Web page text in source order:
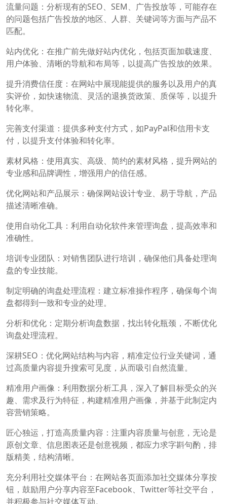
流量问题：分析现有的SEO、SEM、广告投放等，可能存在
的问题包括广告投放的地区、人群、关键词等方面与产品不
匹配。
站内优化：在推广前先做好站内优化，包括页面加载速度、
用户体验、清晰的导航和布局等，以提高广告投放的效果。
提升消费信任度：在网站中展现能提供的服务以及用户的真
实评价，如快速物流、灵活的退换货政策、质保等，以提升
转化率。
完善支付渠道：提供多种支付方式，如PayPal和信用卡支
付，以提升支付体验和转化率。
素材风格：使用真实、高级、简约的素材风格，提升网站的
专业感和品牌调性，增强用户的信任感。
优化网站和产品展示：确保网站设计专业、易于导航，产品
描述清晰准确。
使用自动化工具：利用自动化软件来管理询盘，提高效率和
准确性。
培训专业团队：对销售团队进行培训，确保他们具备处理询
盘的专业技能。
制定明确的询盘处理流程：建立标准操作程序，确保每个询
盘都得到一致和专业的处理。
分析和优化：定期分析询盘数据，找出转化瓶颈，不断优化
询盘处理流程。
深耕SEO：优化网站结构与内容，精准定位行业关键词，通
过高质量内容提升搜索可见度，从而吸引自然流量。
精准用户画像：利用数据分析工具，深入了解目标受众的兴
趣、需求及行为特征，构建精准用户画像，并基于此制定内
容营销策略。
匠心独运，打造高质量内容：注重内容质量与创意，无论是
原创文章、信息图表还是创意视频，都应力求字斟句酌，排
版精美，结构清晰。
充分利用社交媒体平台：在网站各页面添加社交媒体分享按
钮，鼓励用户分享内容至Facebook、Twitter等社交平台，
并积极参与社交媒体互动。